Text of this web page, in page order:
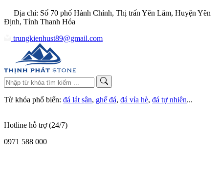
Địa chỉ: Số 70 phố Hành Chính, Thị trấn Yên Lâm, Huyện Yên
Định, Tỉnh Thanh Hóa
trungkienhust89@gmail.com
Từ khóa phổ biến: đá lát sân, ghế đá, đá vỉa hè, đá tự nhiên...
Hotline hỗ trợ (24/7)
0971 588 000